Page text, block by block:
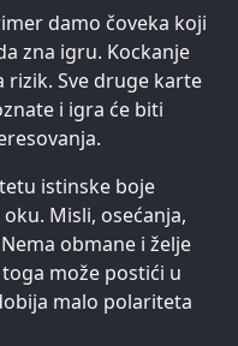
damo čoveka koji
zna igru. Kockanje
rizik. Sve druge karte
i igra će biti
istinske boje
Misli, osećanja,
obmane i želje
može postići u
malo polariteta